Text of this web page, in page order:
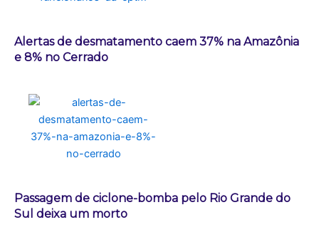
Alertas de desmatamento caem 37% na Amazônia
e 8% no Cerrado
Passagem de ciclone-bomba pelo Rio Grande do
Sul deixa um morto